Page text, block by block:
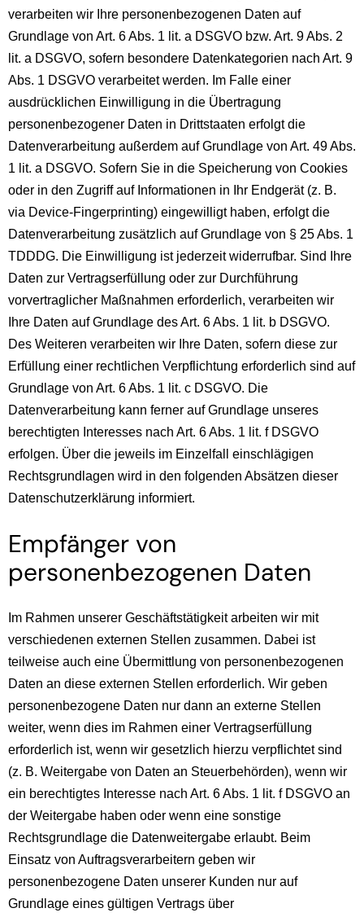
verarbeiten wir Ihre personenbezogenen Daten auf
Grundlage von Art. 6 Abs. 1 lit. a DSGVO bzw. Art. 9 Abs. 2
lit. a DSGVO, sofern besondere Datenkategorien nach Art. 9
Abs. 1 DSGVO verarbeitet werden. Im Falle einer
ausdrücklichen Einwilligung in die Übertragung
personenbezogener Daten in Drittstaaten erfolgt die
Datenverarbeitung außerdem auf Grundlage von Art. 49 Abs.
1 lit. a DSGVO. Sofern Sie in die Speicherung von Cookies
oder in den Zugriff auf Informationen in Ihr Endgerät (z. B.
via Device-Fingerprinting) eingewilligt haben, erfolgt die
Datenverarbeitung zusätzlich auf Grundlage von § 25 Abs. 1
TDDDG. Die Einwilligung ist jederzeit widerrufbar. Sind Ihre
Daten zur Vertragserfüllung oder zur Durchführung
vorvertraglicher Maßnahmen erforderlich, verarbeiten wir
Ihre Daten auf Grundlage des Art. 6 Abs. 1 lit. b DSGVO.
Des Weiteren verarbeiten wir Ihre Daten, sofern diese zur
Erfüllung einer rechtlichen Verpflichtung erforderlich sind auf
Grundlage von Art. 6 Abs. 1 lit. c DSGVO. Die
Datenverarbeitung kann ferner auf Grundlage unseres
berechtigten Interesses nach Art. 6 Abs. 1 lit. f DSGVO
erfolgen. Über die jeweils im Einzelfall einschlägigen
Rechtsgrundlagen wird in den folgenden Absätzen dieser
Datenschutzerklärung informiert.
Empfänger von
personenbezogenen Daten
Im Rahmen unserer Geschäftstätigkeit arbeiten wir mit
verschiedenen externen Stellen zusammen. Dabei ist
teilweise auch eine Übermittlung von personenbezogenen
Daten an diese externen Stellen erforderlich. Wir geben
personenbezogene Daten nur dann an externe Stellen
weiter, wenn dies im Rahmen einer Vertragserfüllung
erforderlich ist, wenn wir gesetzlich hierzu verpflichtet sind
(z. B. Weitergabe von Daten an Steuerbehörden), wenn wir
ein berechtigtes Interesse nach Art. 6 Abs. 1 lit. f DSGVO an
der Weitergabe haben oder wenn eine sonstige
Rechtsgrundlage die Datenweitergabe erlaubt. Beim
Einsatz von Auftragsverarbeitern geben wir
personenbezogene Daten unserer Kunden nur auf
Grundlage eines gültigen Vertrags über